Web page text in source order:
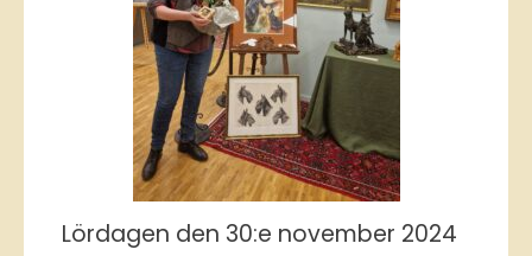
Lördagen den 30:e november 2024